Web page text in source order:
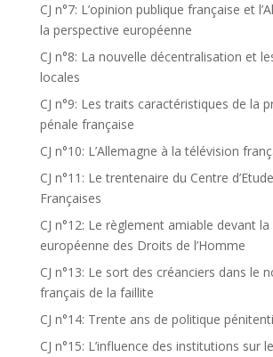
CJ n°7: L’opinion publique française et
la perspective européenne
CJ n°8: La nouvelle décentralisation et
locales
CJ n°9: Les traits caractéristiques de la
pénale française
CJ n°10: L’Allemagne à la télévision
CJ n°11: Le trentenaire du Centre
Françaises
CJ n°12: Le règlement amiable devant la
européenne des Droits de l’Homme
CJ n°13: Le sort des créanciers dans le
français de la faillite
CJ n°14: Trente ans de politique
CJ n°15: L’influence des institutions sur